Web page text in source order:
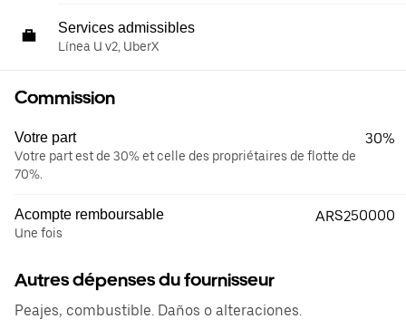
Services admissibles
Línea U v2, UberX
Commission
Votre part
Votre part est de 30% et celle des propriétaires de flotte de
70%.
30%
Acompte remboursable
Une fois
ARS250000
Autres dépenses du fournisseur
Peajes, combustible. Daños o alteraciones.